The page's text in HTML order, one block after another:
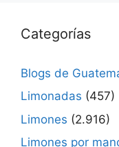
Categorías
Blogs de
Limonadas (457)
Limones (2.916)
Limones por